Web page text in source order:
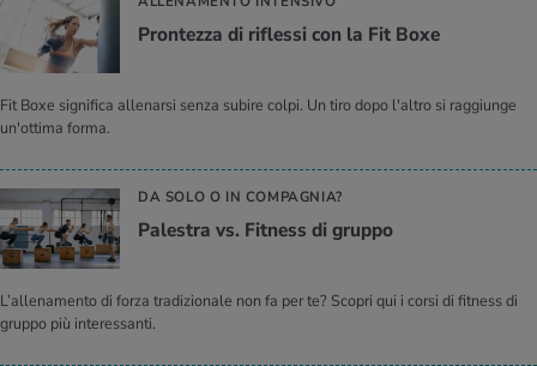
Pron­tez­za di ri­fles­si con la Fit Boxe
Fit Boxe significa allenarsi senza subire colpi. Un tiro dopo l'altro si raggiunge
un'ottima forma.
DA SOLO O IN COMPAGNIA?
Pa­le­stra vs. Fit­ness di grup­po
L’allenamento di forza tradizionale non fa per te? Scopri qui i corsi di fitness di
gruppo più interessanti.